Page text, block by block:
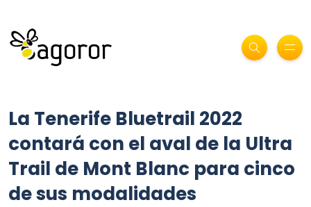
La Tenerife Bluetrail 2022
contará con el aval de la Ultra
Trail de Mont Blanc para cinco
de sus modalidades